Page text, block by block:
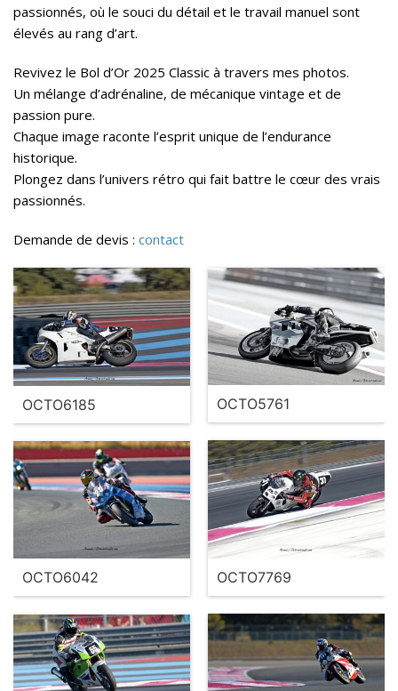
passionnés, où le souci du détail et le travail manuel sont
élevés au rang d’art.
Revivez le Bol d’Or 2025 Classic à travers mes photos.
Un mélange d’adrénaline, de mécanique vintage et de
passion pure.
Chaque image raconte l’esprit unique de l’endurance
historique.
Plongez dans l’univers rétro qui fait battre le cœur des vrais
passionnés.
Demande de devis : contact
OCTO6185 OCTO5761
OCTO7769
OCTO6042